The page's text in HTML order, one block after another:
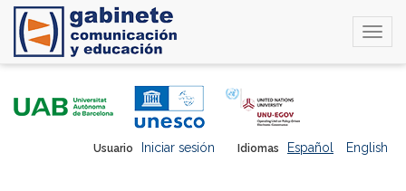
Idiomas Español English
Usuario Iniciar sesión